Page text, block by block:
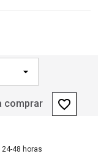
comprar favorite_border
48 horas